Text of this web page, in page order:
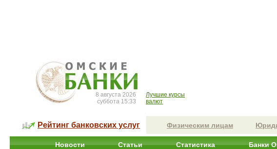
8 августа 2026
суббота 15:33
Лучшие курсы
валют
Рейтинг банковских услуг Физическим лицам
Новости Статьи Статистика Банки